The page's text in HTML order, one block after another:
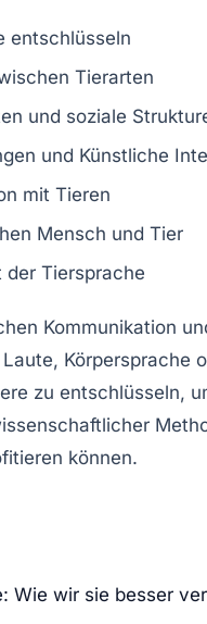
entschlüsseln
Tierarten
und soziale
und Künstliche
mit Tieren
Mensch und Tier
der Tiersprache
Kommunikation
zu entschlüsseln,
können.
Wie wir sie besser